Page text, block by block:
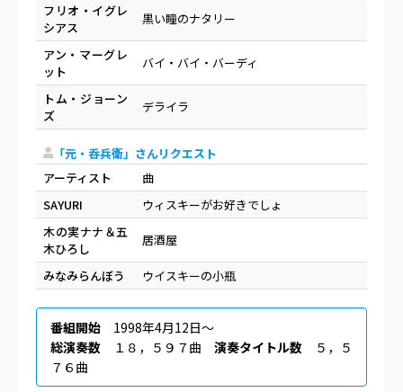
フリオ・イグレ
シアス
黒い瞳のナタリー
アン・マーグレ
ット
バイ・バイ・バーディ
トム・ジョーン
ズ
デライラ
「元・呑兵衛」さんリクエスト
アーティスト
曲
SAYURI
ウィスキーがお好きでしょ
木の実ナナ＆五
木ひろし
居酒屋
みなみらんぼう ウイスキーの小瓶
番組開始 1998年4月12日〜
総演奏数 １８，５９７曲 演奏タイトル数 ５，５
７６曲